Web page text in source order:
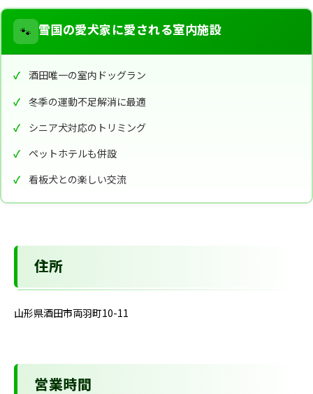
🐾 雪国の愛犬家に愛される室内施設
酒田唯一の室内ドッグラン
冬季の運動不足解消に最適
シニア犬対応のトリミング
ペットホテルも併設
看板犬との楽しい交流
住所
山形県酒田市両羽町10-11
営業時間